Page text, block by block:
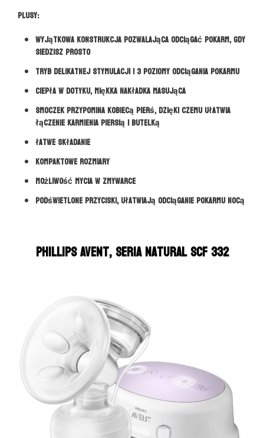
Plusy:
wyjątkowa konstrukcja pozwalająca odciągać pokarm, gdy
siedzisz prosto
tryb delikatnej stymulacji i 3 poziomy odciągania pokarmu
ciepła w dotyku, miękka nakładka masująca
smoczek przypomina kobiecą pierś, dzięki czemu ułatwia
łączenie karmienia piersią i butelką
łatwe składanie
kompaktowe rozmiary
możliwość mycia w zmywarce
podświetlone przyciski, ułatwiają odciąganie pokarmu nocą
Phillips Avent, seria Natural SCF 332